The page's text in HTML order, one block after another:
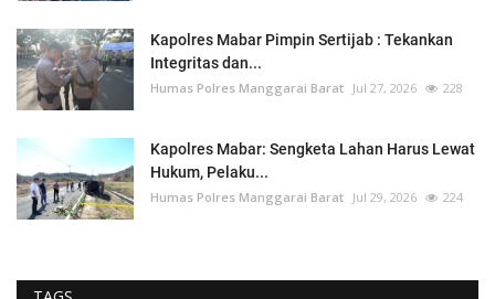
Kapolres Mabar Pimpin Sertijab : Tekankan
Integritas dan...
Humas Polres Manggarai Barat Jul 27, 2026 228
Kapolres Mabar: Sengketa Lahan Harus Lewat
Hukum, Pelaku...
Humas Polres Manggarai Barat Jul 29, 2026 224